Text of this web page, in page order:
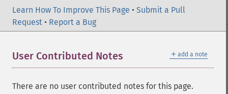
Learn How To Improve This Page • Submit a Pull
Request • Report a Bug
＋ add a note
User Contributed Notes
There are no user contributed notes for this page.